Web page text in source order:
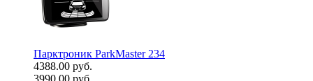
Парктроник ParkMaster 234
4388.00 руб.